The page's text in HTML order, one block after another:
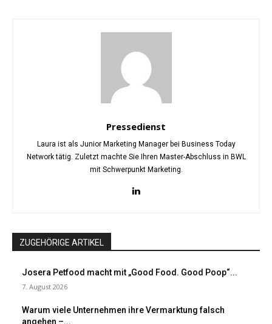
Pressedienst
Laura ist als Junior Marketing Manager bei Business Today
Network tätig. Zuletzt machte Sie Ihren Master-Abschluss in BWL
mit Schwerpunkt Marketing.
ZUGEHÖRIGE ARTIKEL
Josera Petfood macht mit „Good Food. Good Poop“...
7. August 2026
Warum viele Unternehmen ihre Vermarktung falsch
angehen –...